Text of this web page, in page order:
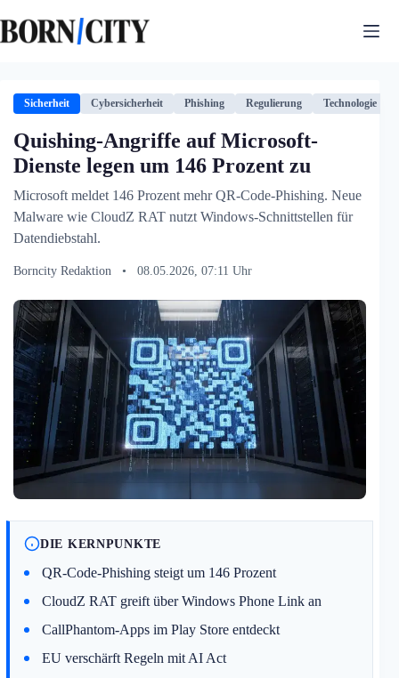
Inhalt
springen
Sicherheit Cybersicherheit Phishing Regulierung Technologie
Quishing-Angriffe auf Microsoft-
Dienste legen um 146 Prozent zu
Microsoft meldet 146 Prozent mehr QR-Code-Phishing. Neue
Malware wie CloudZ RAT nutzt Windows-Schnittstellen für
Datendiebstahl.
Borncity Redaktion • 08.05.2026, 07:11 Uhr
DIE KERNPUNKTE
QR-Code-Phishing steigt um 146 Prozent
CloudZ RAT greift über Windows Phone Link an
CallPhantom-Apps im Play Store entdeckt
EU verschärft Regeln mit AI Act